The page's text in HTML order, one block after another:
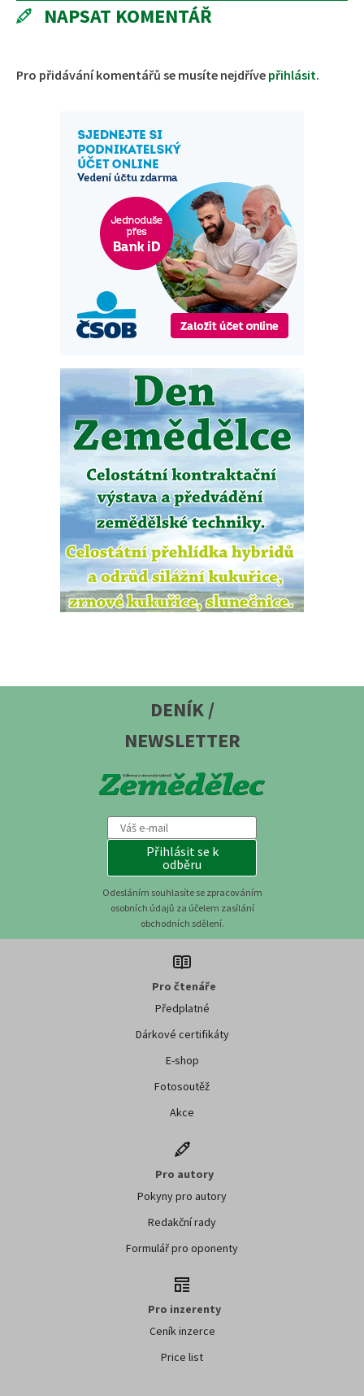
NAPSAT KOMENTÁŘ
Pro přidávání komentářů se musíte nejdříve přihlásit.
DENÍK /
NEWSLETTER
Přihlásit se k
odběru
Odesláním souhlasíte se zpracováním
osobních údajů za účelem zasílání
obchodních sdělení.
Pro čtenáře
Předplatné
Dárkové certifikáty
E-shop
Fotosoutěž
Akce
Pro autory
Pokyny pro autory
Redakční rady
Formulář pro oponenty
Pro inzerenty
Ceník inzerce
Price list